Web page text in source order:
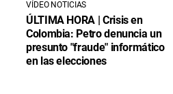
VÍDEO NOTICIAS
ÚLTIMA HORA | Crisis en
Colombia: Petro denuncia un
presunto "fraude" informático
en las elecciones